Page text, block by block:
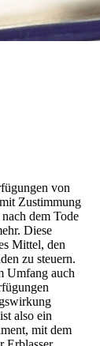
von
Zustimmung
dem Tode
Diese
Mittel, den
zu steuern.
Umfang auch
also ein
mit dem